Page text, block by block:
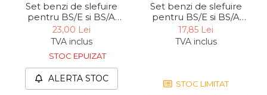
verticala / profesionala
Suport Bormasina
electrice
Set benzi de slefuire
pentru BS/E si BS/A
Micromot Proxxon
28581, 330x10 mm,
23,00 Lei
TVA inclus
STOC EPUIZAT
ALERTA STOC
Set benzi de slefuire
pentru BS/E si BS/A
Micromot Proxxon
28582, 330x10 mm,
17,85 Lei
TVA inclus
STOC LIMITAT